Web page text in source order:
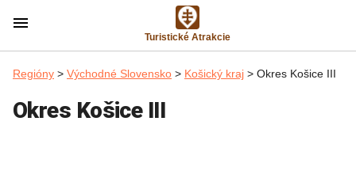
menu
Turistické Atrakcie
Regióny > Východné Slovensko > Košický kraj > Okres Košice III
Okres Košice III